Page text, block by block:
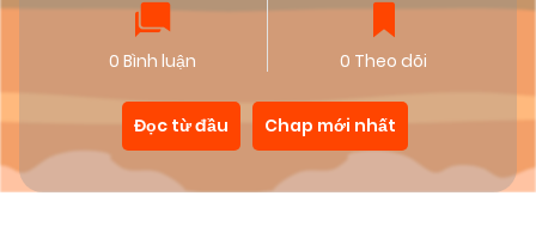
0 Bình luận 0 Theo dõi
Đọc từ đầu Chap mới nhất